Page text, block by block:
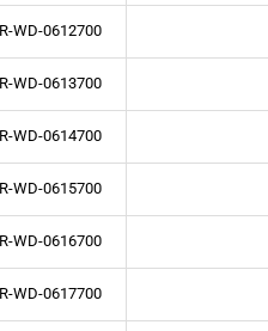
WD-0612700
WD-0613700
WD-0614700
WD-0615700
WD-0616700
WD-0617700